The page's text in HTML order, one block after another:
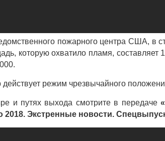
пожарного центра США, в
которую охватило пламя, составляет
режим чрезвычайного
и путях выхода смотрите в передаче
Экстренные новости.